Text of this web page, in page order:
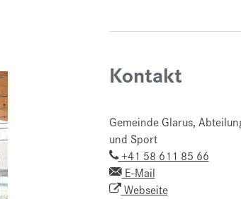
Kontakt
Gemeinde Glarus,
und Sport
+41 58 611 85 66
E-Mail
Webseite